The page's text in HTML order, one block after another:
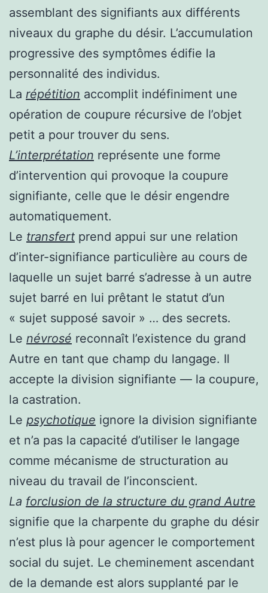
assemblant des signifiants aux différents
niveaux du graphe du désir. L’accumulation
progressive des symptômes édifie la
personnalité des individus.
La répétition accomplit indéfiniment une
opération de coupure récursive de l’objet
petit a pour trouver du sens.
L’interprétation représente une forme
d’intervention qui provoque la coupure
signifiante, celle que le désir engendre
automatiquement.
Le transfert prend appui sur une relation
d’inter-signifiance particulière au cours de
laquelle un sujet barré s’adresse à un autre
sujet barré en lui prêtant le statut d’un
« sujet supposé savoir » … des secrets.
Le névrosé reconnaît l’existence du grand
Autre en tant que champ du langage. Il
accepte la division signifiante — la coupure,
la castration.
Le psychotique ignore la division signifiante
et n’a pas la capacité d’utiliser le langage
comme mécanisme de structuration au
niveau du travail de l’inconscient.
La forclusion de la structure du grand Autre
signifie que la charpente du graphe du désir
n’est plus là pour agencer le comportement
social du sujet. Le cheminement ascendant
de la demande est alors supplanté par le